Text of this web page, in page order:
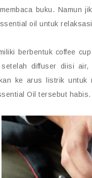
buku. Namun
oil untuk
berbentuk coffee
diffuser diisi
ke arus listrik untuk
Oil tersebut habis.